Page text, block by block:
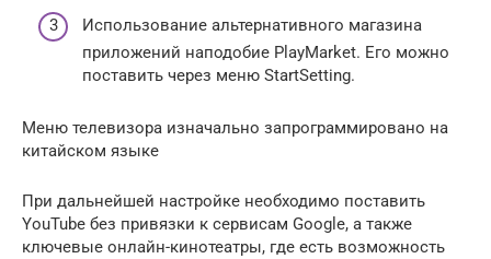
Использование альтернативного магазина
приложений наподобие PlayMarket. Его можно
поставить через меню StartSetting.
Меню телевизора изначально запрограммировано на
китайском языке
При дальнейшей настройке необходимо поставить
YouTube без привязки к сервисам Google, а также
ключевые онлайн-кинотеатры, где есть возможность